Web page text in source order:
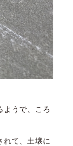
ようで、ころ
れて、土壌に